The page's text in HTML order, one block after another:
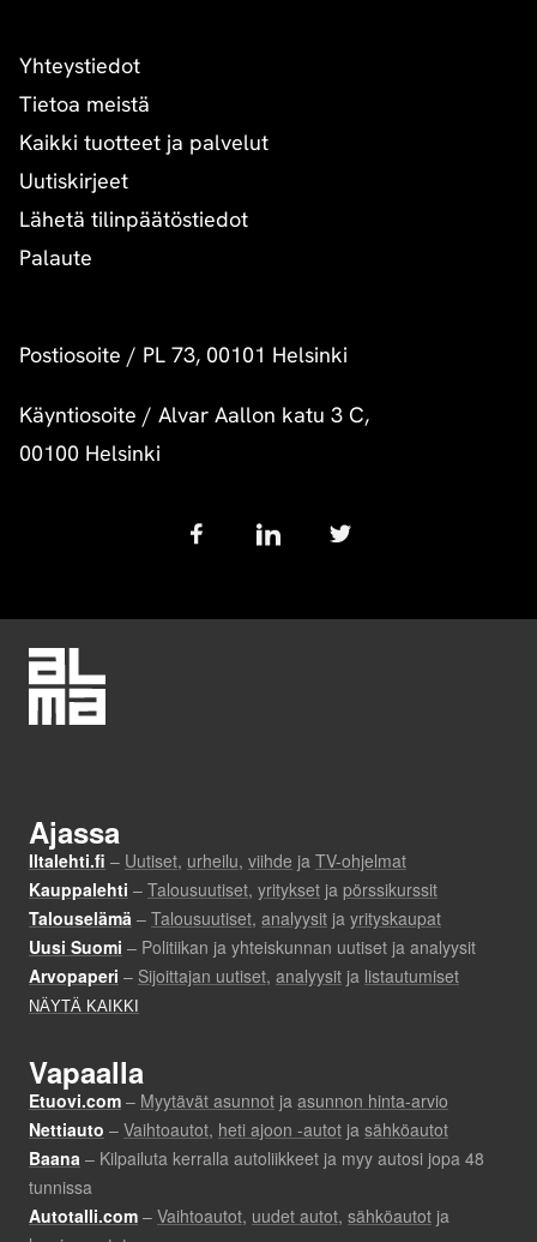
Yhteystiedot
Tietoa meistä
Kaikki tuotteet ja palvelut
Uutiskirjeet
Lähetä tilinpäätöstiedot
Palaute
Postiosoite / PL 73, 00101 Helsinki
Käyntiosoite / Alvar Aallon katu 3 C,
00100 Helsinki